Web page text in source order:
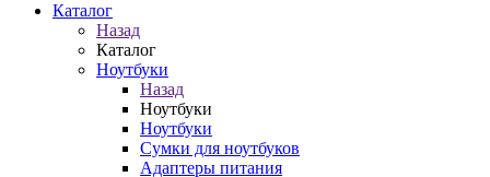
Каталог
Назад
Каталог
Ноутбуки
Назад
Ноутбуки
Ноутбуки
Сумки для ноутбуков
Адаптеры питания